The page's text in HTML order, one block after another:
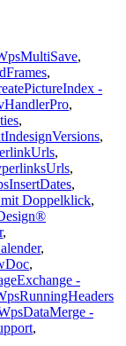
,
,
-
,
,
,
,
,
,
mit Doppelklick,
,
,
,
-
-
,